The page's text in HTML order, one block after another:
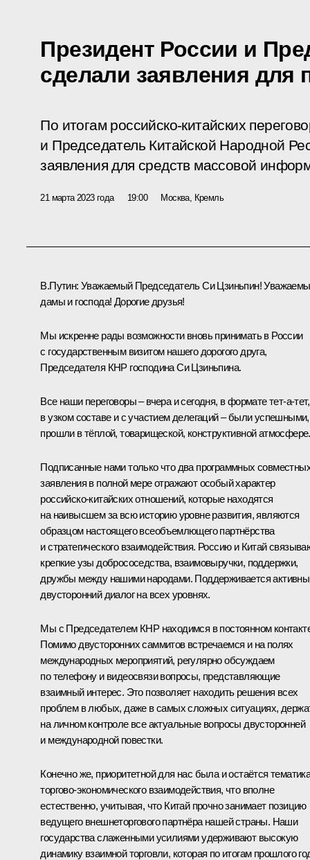
Президент России и
сделали заявления для
По итогам российско-китайских
и Председатель Китайской Народной
заявления для средств массовой
21 марта 2023 года 19:00 Москва, Кремль
В.Путин: Уважаемый Председатель Си Цзиньпин!
дамы и господа! Дорогие друзья!
Мы искренне рады возможности вновь принимать в России
с государственным визитом нашего дорогого друга,
Председателя КНР господина Си Цзиньпина.
Все наши переговоры – вчера и сегодня, в формате тет-а-тет,
в узком составе и с участием делегаций – были успешными,
прошли в тёплой, товарищеской, конструктивной атмосфере.
Подписанные нами только что два программных
заявления в полной мере отражают особый характер
российско-китайских отношений, которые находятся
на наивысшем за всю историю уровне развития, являются
образцом настоящего всеобъемлющего партнёрства
и стратегического взаимодействия. Россию и Китай
крепкие узы добрососедства, взаимовыручки, поддержки,
дружбы между нашими народами. Поддерживается
двусторонний диалог на всех уровнях.
Мы с Председателем КНР находимся в постоянном
Помимо двусторонних саммитов встречаемся и на полях
международных мероприятий, регулярно обсуждаем
по телефону и видеосвязи вопросы, представляющие
взаимный интерес. Это позволяет находить решения всех
проблем в любых, даже в самых сложных ситуациях,
на личном контроле все актуальные вопросы двусторонней
и международной повестки.
Конечно же, приоритетной для нас была и остаётся
торгово-экономического взаимодействия, что вполне
естественно, учитывая, что Китай прочно занимает позицию
ведущего внешнеторгового партнёра нашей страны. Наши
государства слаженными усилиями удерживают высокую
динамику взаимной торговли, которая по итогам прошлого